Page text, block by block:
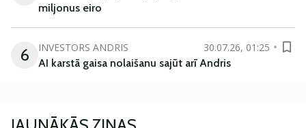
miljonus eiro
6 INVESTORS ANDRIS
30.07.26, 01:25
AI karstā gaisa nolaišanu sajūt arī Andris